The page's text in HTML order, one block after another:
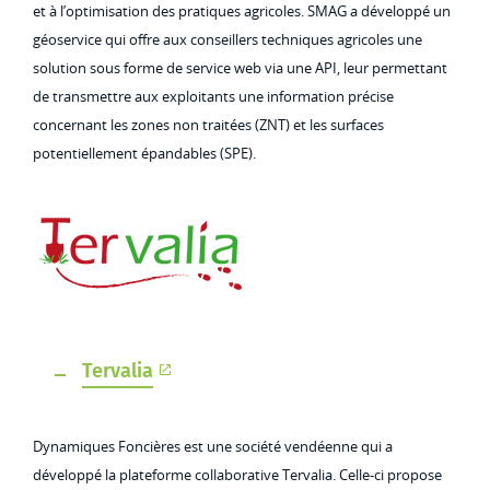
et à l’optimisation des pratiques agricoles. SMAG a développé un
géoservice qui offre aux conseillers techniques agricoles une
solution sous forme de service web via une API, leur permettant
de transmettre aux exploitants une information précise
concernant les zones non traitées (ZNT) et les surfaces
potentiellement épandables (SPE).
Tervalia
Dynamiques Foncières est une société vendéenne qui a
développé la plateforme collaborative Tervalia. Celle-ci propose